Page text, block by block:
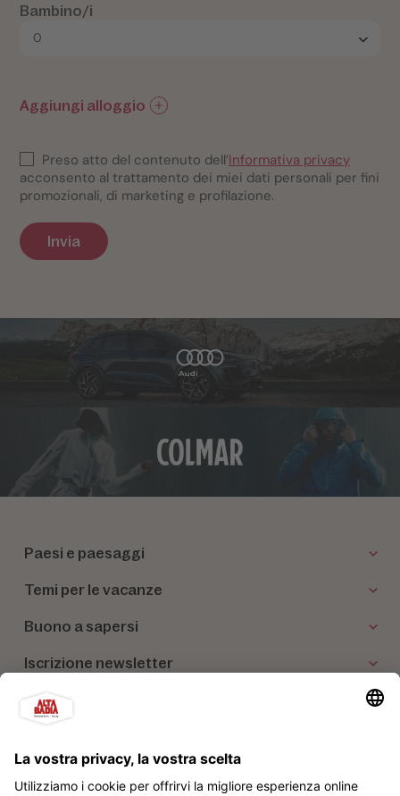
Bambino/i
Aggiungi alloggio
Preso atto del contenuto dell’Informativa privacy
acconsento al trattamento dei miei dati personali per fini
promozionali, di marketing e profilazione.
Invia
Paesi e paesaggi
Temi per le vacanze
Buono a sapersi
Iscrizione newsletter
I nostri partner